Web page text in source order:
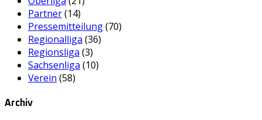
Partner(14)
Pressemitteilung(70)
Regionalliga (36)
Regionsliga (3)
Sachsenliga (10)
Verein (58)
Archiv